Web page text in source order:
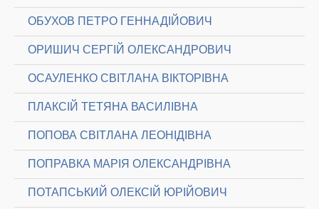
ОБУХОВ ПЕТРО ГЕННАДІЙОВИЧ
ОРИШИЧ СЕРГІЙ ОЛЕКСАНДРОВИЧ
ОСАУЛЕНКО СВІТЛАНА ВІКТОРІВНА
ПЛАКСІЙ ТЕТЯНА ВАСИЛІВНА
ПОПОВА СВІТЛАНА ЛЕОНІДІВНА
ПОПРАВКА МАРІЯ ОЛЕКСАНДРІВНА
ПОТАПСЬКИЙ ОЛЕКСІЙ ЮРІЙОВИЧ